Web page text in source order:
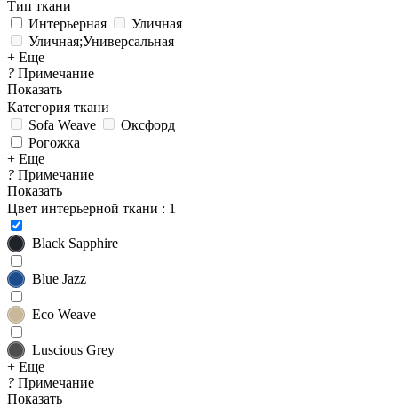
Тип ткани
Интерьерная
Уличная
Уличная;Универсальная
+ Еще
? Примечание
Показать
Категория ткани
Sofa Weave
Оксфорд
Рогожка
+ Еще
? Примечание
Показать
Цвет интерьерной ткани : 1
Black Sapphire
Blue Jazz
Eco Weave
Luscious Grey
+ Еще
? Примечание
Показать